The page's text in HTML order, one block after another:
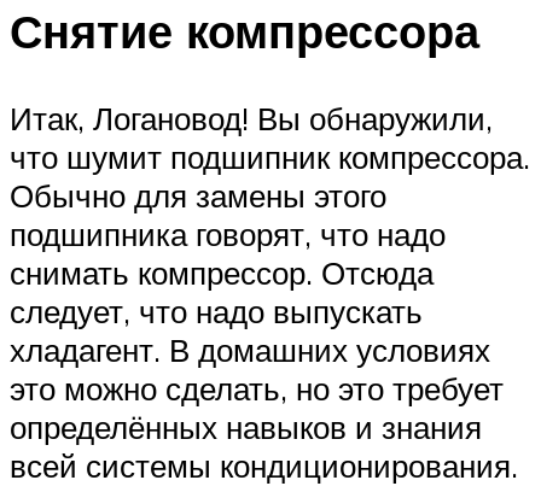
Снятие компрессора
Итак, Логановод! Вы обнаружили,
что шумит подшипник компрессора.
Обычно для замены этого
подшипника говорят, что надо
снимать компрессор. Отсюда
следует, что надо выпускать
хладагент. В домашних условиях
это можно сделать, но это требует
определённых навыков и знания
всей системы кондиционирования.